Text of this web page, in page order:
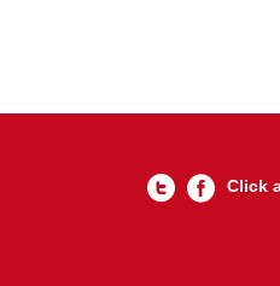
Click